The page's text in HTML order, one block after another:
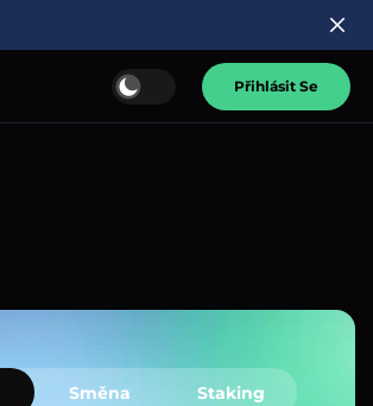
Přihlásit Se
Směna Staking